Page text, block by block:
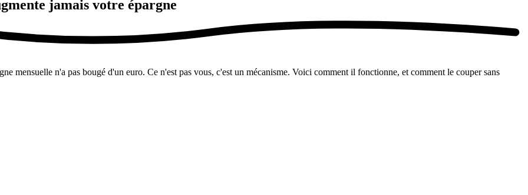
jamais votre épargne
mensuelle n'a pas bougé d'un euro. Ce n'est pas vous, c'est un mécanisme. Voici comment il fonctionne, et comment le couper sans